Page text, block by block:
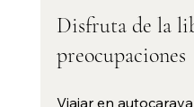
Disfruta de la
preocupaciones
Viajar en